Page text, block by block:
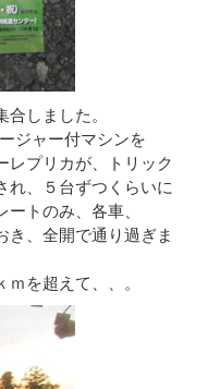
しました。
ジャー付マシンを
レプリカが、トリック
れ、５台ずつくらいに
トのみ、各車、
き、全開で通り過ぎま
を超えて、、。